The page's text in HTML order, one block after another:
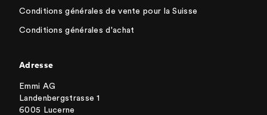
Conditions générales de vente pour la Suisse
Conditions générales d'achat
Adresse
Emmi AG
Landenbergstrasse 1
6005 Lucerne